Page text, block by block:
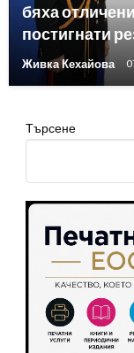
бяха
постигнати
Живка Кехайова
Търсене